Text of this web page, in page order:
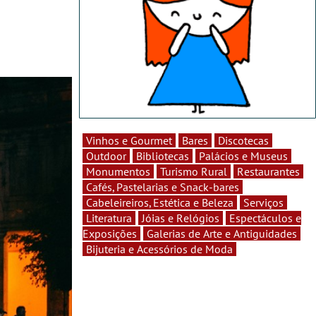
Vinhos e Gourmet Bares
Discotecas
Outdoor
Bibliotecas
Palácios e Museus
Monumentos
Turismo Rural
Restaurantes
Cafés, Pastelarias e Snack-bares
Cabeleireiros, Estética e Beleza
Serviços
Literatura
Jóias e Relógios
Espectáculos e
Exposições
Galerias de Arte e Antiguidades
Bijuteria e Acessórios de Moda